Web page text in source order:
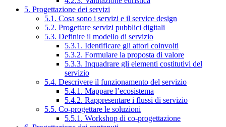
5. Progettazione dei servizi
5.1. Cosa sono i servizi e il service design
5.2. Progettare servizi pubblici digitali
5.3. Definire il modello di servizio
5.3.1. Identificare gli attori coinvolti
5.3.2. Formulare la proposta di valore
5.3.3. Inquadrare gli elementi costitutivi del
servizio
5.4. Descrivere il funzionamento del servizio
5.4.1. Mappare l’ecosistema
5.4.2. Rappresentare i flussi di servizio
5.5. Co-progettare le soluzioni
5.5.1. Workshop di co-progettazione